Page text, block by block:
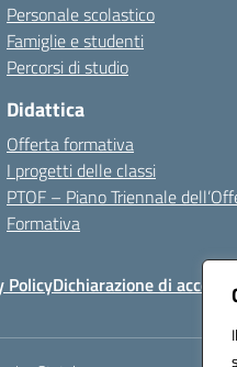
Personale scolastico
Famiglie e studenti
Percorsi di studio
Didattica
Offerta formativa
I progetti delle classi
PTOF – Piano Triennale
Formativa
PolicyDichiarazione di